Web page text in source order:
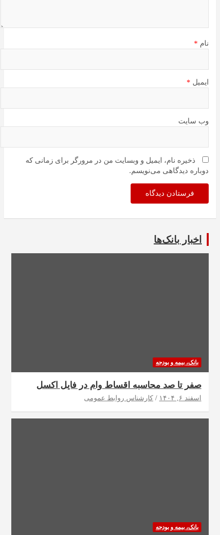
نام *
ایمیل *
وب‌ سایت
ذخیره نام، ایمیل و وبسایت من در مرورگر برای زمانی که
دوباره دیدگاهی می‌نویسم.
اخبار بانک‌ها
بانک، بیمه و بودجه
صفر تا صد محاسبه اقساط وام در فایل اکسل
اسفند ۶, ۱۴۰۴ کارشناس روابط عمومی
بانک، بیمه و بودجه